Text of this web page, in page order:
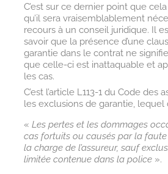
C’est sur ce dernier point que
qu’il sera vraisemblablement
recours à un conseil juridique. Il
savoir que la présence d’une
garantie dans le contrat ne
que celle-ci est inattaquable et
les cas.
C’est l’article L113-1 du Code des
les exclusions de garantie, lequel
« Les pertes et les dommages
cas fortuits ou causés par la faute
la charge de l’assureur, sauf
limitée contenue dans la police».